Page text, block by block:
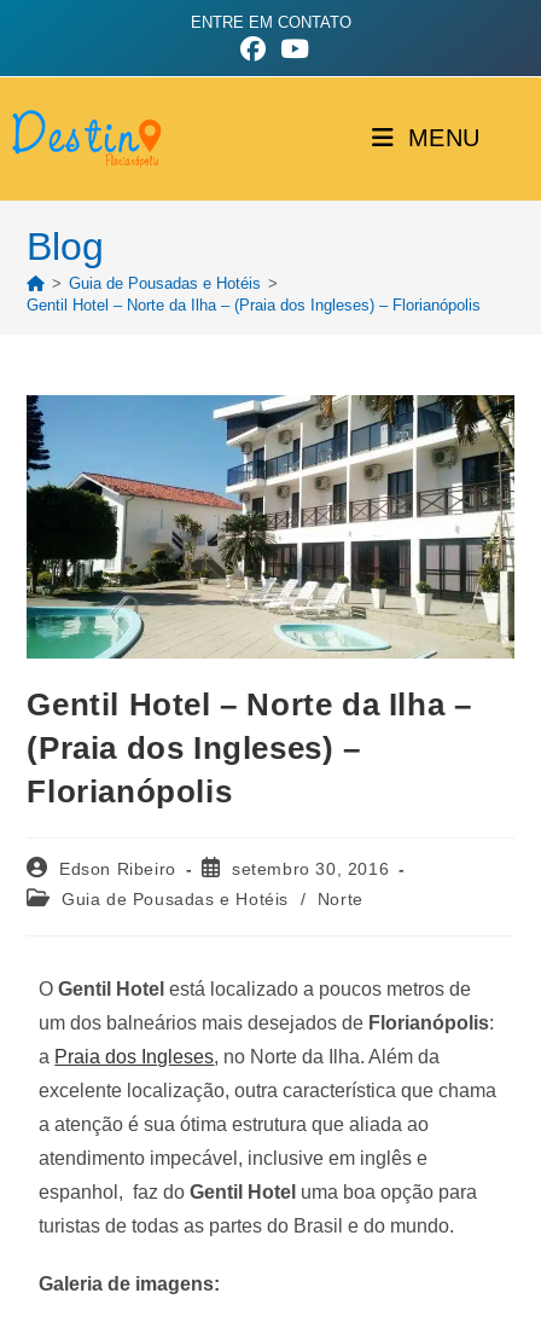
ENTRE EM CONTATO
MENU
Blog
> Guia de Pousadas e Hotéis >
Gentil Hotel – Norte da Ilha – (Praia dos Ingleses) – Florianópolis
Gentil Hotel – Norte da Ilha –
(Praia dos Ingleses) –
Florianópolis
Edson Ribeiro
setembro 30, 2016
Guia de Pousadas e Hotéis
/ Norte
OGentil Hotel está localizado a poucos metros de
um dos balneários mais desejados de Florianópolis:
a Praia dos Ingleses, no Norte da Ilha. Além da
excelente localização, outra característica que chama
a atenção é sua ótima estrutura que aliada ao
atendimento impecável, inclusive em inglês e
espanhol, faz doGentil Hotel uma boa opção para
turistas de todas as partes do Brasil e do mundo.
Galeria de imagens: